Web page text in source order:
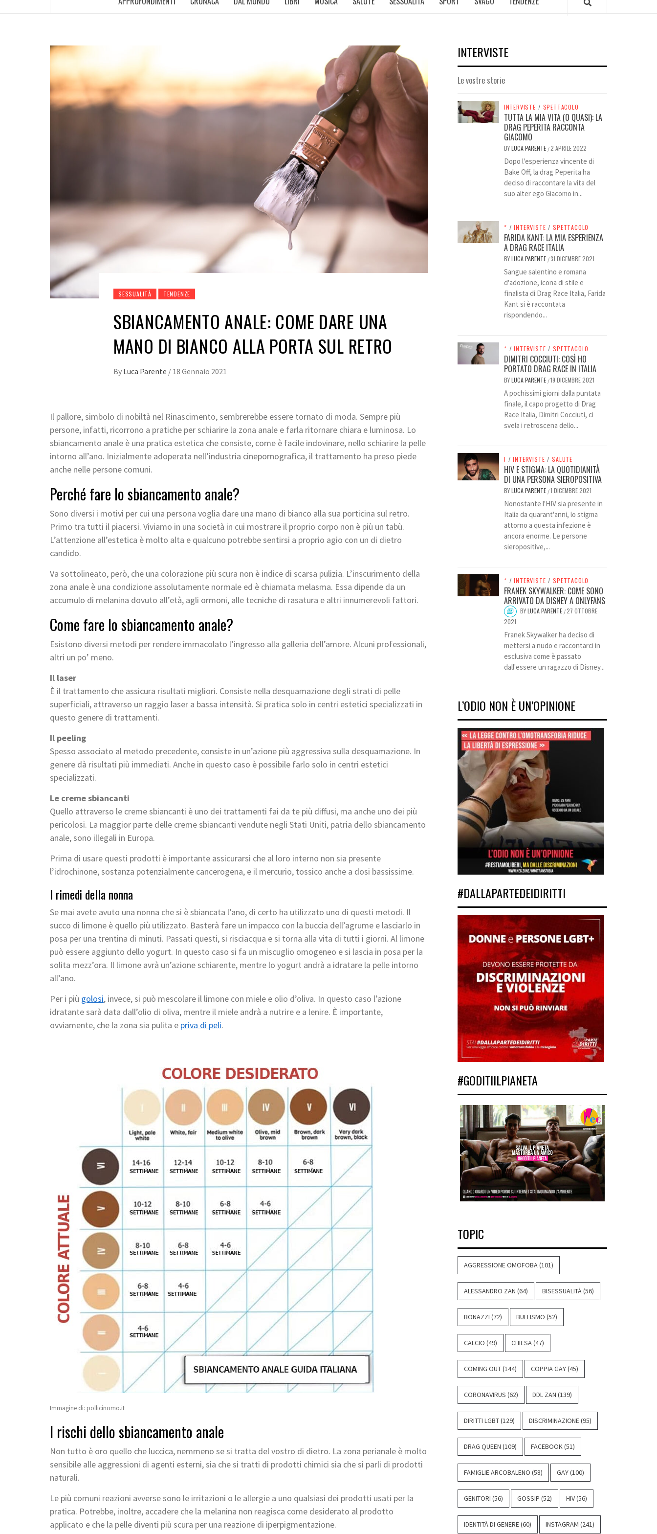
SESSUALITÀ TENDENZE
SBIANCAMENTO ANALE: COME DARE UNA
MANO DI BIANCO ALLA PORTA SUL RETRO
By Luca Parente / 18 Gennaio 2021
Il pallore, simbolo di nobiltà nel Rinascimento, sembrerebbe essere tornato di moda. Sempre più
persone, infatti, ricorrono a pratiche per schiarire la zona anale e farla ritornare chiara e luminosa. Lo
sbiancamento anale è una pratica estetica che consiste, come è facile indovinare, nello schiarire la pelle
intorno all’ano. Inizialmente adoperata nell’industria cinepornografica, il trattamento ha preso piede
anche nelle persone comuni.
Perché fare lo sbiancamento anale?
Sono diversi i motivi per cui una persona voglia dare una mano di bianco alla sua porticina sul retro.
Primo tra tutti il piacersi. Viviamo in una società in cui mostrare il proprio corpo non è più un tabù.
L’attenzione all’estetica è molto alta e qualcuno potrebbe sentirsi a proprio agio con un di dietro
candido.
Va sottolineato, però, che una colorazione più scura non è indice di scarsa pulizia. L’inscurimento della
zona anale è una condizione assolutamente normale ed è chiamata melasma. Essa dipende da un
accumulo di melanina dovuto all’età, agli ormoni, alle tecniche di rasatura e altri innumerevoli fattori.
Come fare lo sbiancamento anale?
Esistono diversi metodi per rendere immacolato l’ingresso alla galleria dell’amore. Alcuni professionali,
altri un po’ meno.
Il laser
È il trattamento che assicura risultati migliori. Consiste nella desquamazione degli strati di pelle
superficiali, attraverso un raggio laser a bassa intensità. Si pratica solo in centri estetici specializzati in
questo genere di trattamenti.
Il peeling
Spesso associato al metodo precedente, consiste in un’azione più aggressiva sulla desquamazione. In
genere dà risultati più immediati. Anche in questo caso è possibile farlo solo in centri estetici
specializzati.
Le creme sbiancanti
Quello attraverso le creme sbiancanti è uno dei trattamenti fai da te più diffusi, ma anche uno dei più
pericolosi. La maggior parte delle creme sbiancanti vendute negli Stati Uniti, patria dello sbiancamento
anale, sono illegali in Europa.
Prima di usare questi prodotti è importante assicurarsi che al loro interno non sia presente
l’idrochinone, sostanza potenzialmente cancerogena, e il mercurio, tossico anche a dosi bassissime.
I rimedi della nonna
Se mai avete avuto una nonna che si è sbiancata l’ano, di certo ha utilizzato uno di questi metodi. Il
succo di limone è quello più utilizzato. Basterà fare un impacco con la buccia dell’agrume e lasciarlo in
posa per una trentina di minuti. Passati questi, si risciacqua e si torna alla vita di tutti i giorni. Al limone
può essere aggiunto dello yogurt. In questo caso si fa un miscuglio omogeneo e si lascia in posa per la
solita mezz’ora. Il limone avrà un’azione schiarente, mentre lo yogurt andrà a idratare la pelle intorno
all’ano.
Per i più golosi, invece, si può mescolare il limone con miele e olio d’oliva. In questo caso l’azione
idratante sarà data dall’olio di oliva, mentre il miele andrà a nutrire e a lenire. È importante,
ovviamente, che la zona sia pulita e priva di peli.
Immagine di: pollicinomo.it
I rischi dello sbiancamento anale
Non tutto è oro quello che luccica, nemmeno se si tratta del vostro di dietro. La zona perianale è molto
sensibile alle aggressioni di agenti esterni, sia che si tratti di prodotti chimici sia che si parli di prodotti
naturali.
Le più comuni reazioni avverse sono le irritazioni o le allergie a uno qualsiasi dei prodotti usati per la
pratica. Potrebbe, inoltre, accadere che la melanina non reagisca come desiderato al prodotto
applicato e che la pelle diventi più scura per una reazione di iperpigmentazione.
INTERVISTE
Le vostre storie
INTERVISTE / SPETTACOLO
TUTTA LA MIA VITA (O QUASI): LA
DRAG PEPERITA RACCONTA
GIACOMO
BYLUCA PARENTE /2 APRILE 2022
Dopo l'esperienza vincente di
Bake Off, la drag Peperita ha
deciso di raccontare la vita del
suo alter ego Giacomo in...
* / INTERVISTE / SPETTACOLO
FARIDA KANT: LA MIA ESPERIENZA
A DRAG RACE ITALIA
BYLUCA PARENTE /31 DICEMBRE 2021
Sangue salentino e romana
d'adozione, icona di stile e
finalista di Drag Race Italia, Farida
Kant si è raccontata
rispondendo...
* / INTERVISTE / SPETTACOLO
DIMITRI COCCIUTI: COSÌ HO
PORTATO DRAG RACE IN ITALIA
BYLUCA PARENTE /19 DICEMBRE 2021
A pochissimi giorni dalla puntata
finale, il capo progetto di Drag
Race Italia, Dimitri Cocciuti, ci
svela i retroscena dello...
! / INTERVISTE / SALUTE
HIV E STIGMA: LA QUOTIDIANITÀ
DI UNA PERSONA SIEROPOSITIVA
BYLUCA PARENTE /1 DICEMBRE 2021
Nonostante l'HIV sia presente in
Italia da quarant'anni, lo stigma
attorno a questa infezione è
ancora enorme. Le persone
sieropositive,...
* / INTERVISTE / SPETTACOLO
FRANEK SKYWALKER: COME SONO
ARRIVATO DA DISNEY A ONLYFANS
BYLUCA PARENTE /27 OTTOBRE
2021
Franek Skywalker ha deciso di
mettersi a nudo e raccontarci in
esclusiva come è passato
dall'essere un ragazzo di Disney...
L’ODIO NON È UN’OPINIONE
#DALLAPARTEDEIDIRITTI
#GODITIILPIANETA
TOPIC
AGGRESSIONE OMOFOBA (101)
ALESSANDRO ZAN (64) BISESSUALITÀ (56)
BONAZZI (72) BULLISMO (52)
CALCIO (49) CHIESA (47)
COMING OUT(144) COPPIA GAY(45)
CORONAVIRUS (62) DDL ZAN (139)
DIRITTI LGBT(129) DISCRIMINAZIONE (95)
DRAG QUEEN (109) FACEBOOK (51)
FAMIGLIE ARCOBALENO (58) GAY(100)
GENITORI (56) GOSSIP (52) HIV(56)
IDENTITÀ DI GENERE (60) INSTAGRAM (241)